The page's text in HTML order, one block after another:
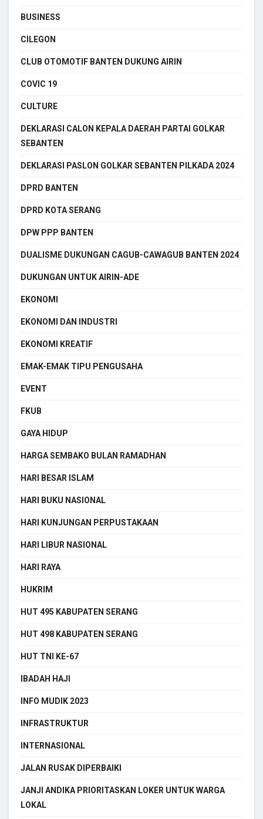
BUSINESS
CILEGON
CLUB OTOMOTIF BANTEN DUKUNG AIRIN
COVIC 19
CULTURE
DEKLARASI CALON KEPALA DAERAH PARTAI GOLKAR
SEBANTEN
DEKLARASI PASLON GOLKAR SEBANTEN PILKADA 2024
DPRD BANTEN
DPRD KOTA SERANG
DPW PPP BANTEN
DUALISME DUKUNGAN CAGUB-CAWAGUB BANTEN 2024
DUKUNGAN UNTUK AIRIN-ADE
EKONOMI
EKONOMI DAN INDUSTRI
EKONOMI KREATIF
EMAK-EMAK TIPU PENGUSAHA
EVENT
FKUB
GAYA HIDUP
HARGA SEMBAKO BULAN RAMADHAN
HARI BESAR ISLAM
HARI BUKU NASIONAL
HARI KUNJUNGAN PERPUSTAKAAN
HARI LIBUR NASIONAL
HARI RAYA
HUKRIM
HUT 495 KABUPATEN SERANG
HUT 498 KABUPATEN SERANG
HUT TNI KE-67
IBADAH HAJI
INFO MUDIK 2023
INFRASTRUKTUR
INTERNASIONAL
JALAN RUSAK DIPERBAIKI
JANJI ANDIKA PRIORITASKAN LOKER UNTUK WARGA
LOKAL